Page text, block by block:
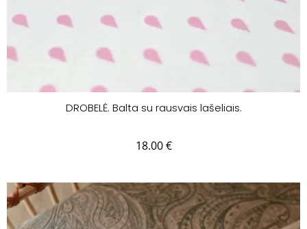
DROBELĖ. Balta su rausvais lašeliais.
18.00€